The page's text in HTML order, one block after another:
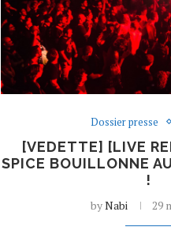
Dossier presse
[VEDETTE] [LIVE
SPICE BOUILLONNE
!
byNabi 29